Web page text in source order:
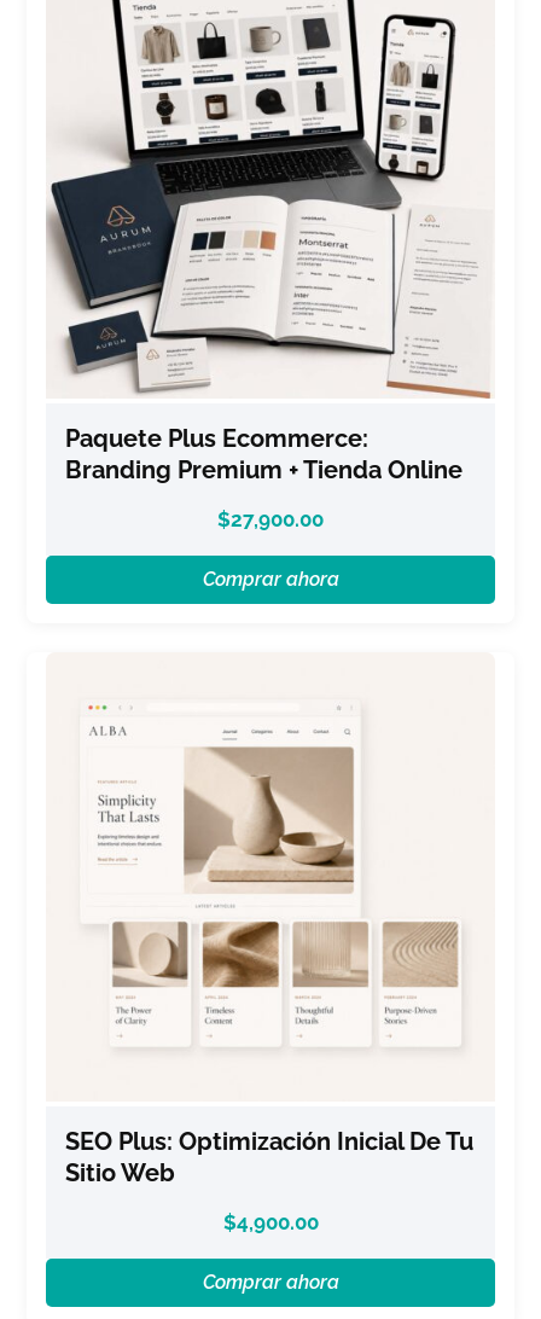
Paquete Plus Ecommerce:
Branding Premium + Tienda Online
$27,900.00
Comprar ahora
SEO Plus: Optimización Inicial De Tu
Sitio Web
$4,900.00
Comprar ahora